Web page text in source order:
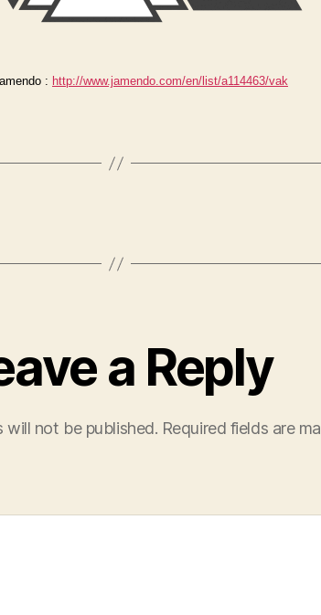
: http://www.jamendo.com/en/ list/a114463/vak
a Reply
will not be published. Required fields are